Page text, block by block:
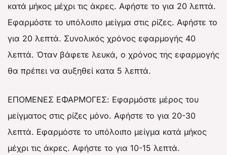
κατά μήκος μέχρι τις άκρες. Αφήστε το για 20 λεπτά.
Εφαρμόστε το υπόλοιπο μείγμα στις ρίζες. Αφήστε το
για 20 λεπτά. Συνολικός χρόνος εφαρμογής 40
λεπτά. Όταν βάφετε λευκά, ο χρόνος της εφαρμογής
θα πρέπει να αυξηθεί κατα 5 λεπτά.
ΕΠΟΜΕΝΕΣ ΕΦΑΡΜΟΓΕΣ: Εφαρμόστε μέρος του
μείγματος στις ρίζες μόνο. Αφήστε το για 20-30
λεπτά. Εφαρμόστε το υπόλοιπο μείγμα κατά μήκος
μέχρι τις άκρες. Αφήστε το για 10-15 λεπτά.